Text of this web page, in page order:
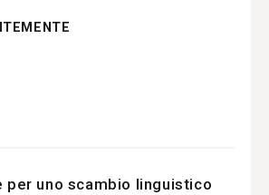
per uno scambio linguistico